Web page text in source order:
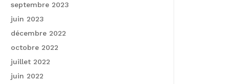
septembre 2023
juin 2023
décembre 2022
octobre 2022
juillet 2022
juin 2022